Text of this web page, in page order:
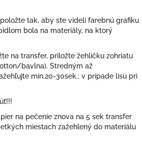
tak, aby ste videli farebnú grafiku
bola na materiály, na ktorý
na transfer, priložte žehličku zohriatu
bavlna). Stredným až
min.20-30sek.; v prípade lisu pri
na pečenie znova na 5 sek transfer
miestach zažehlený do materiálu